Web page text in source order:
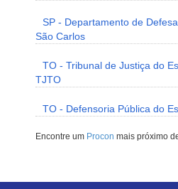
SP - Departamento de
São Carlos
TO - Tribunal de Justiça do
TJTO
TO - Defensoria Pública do
Encontre um Procon mais próximo